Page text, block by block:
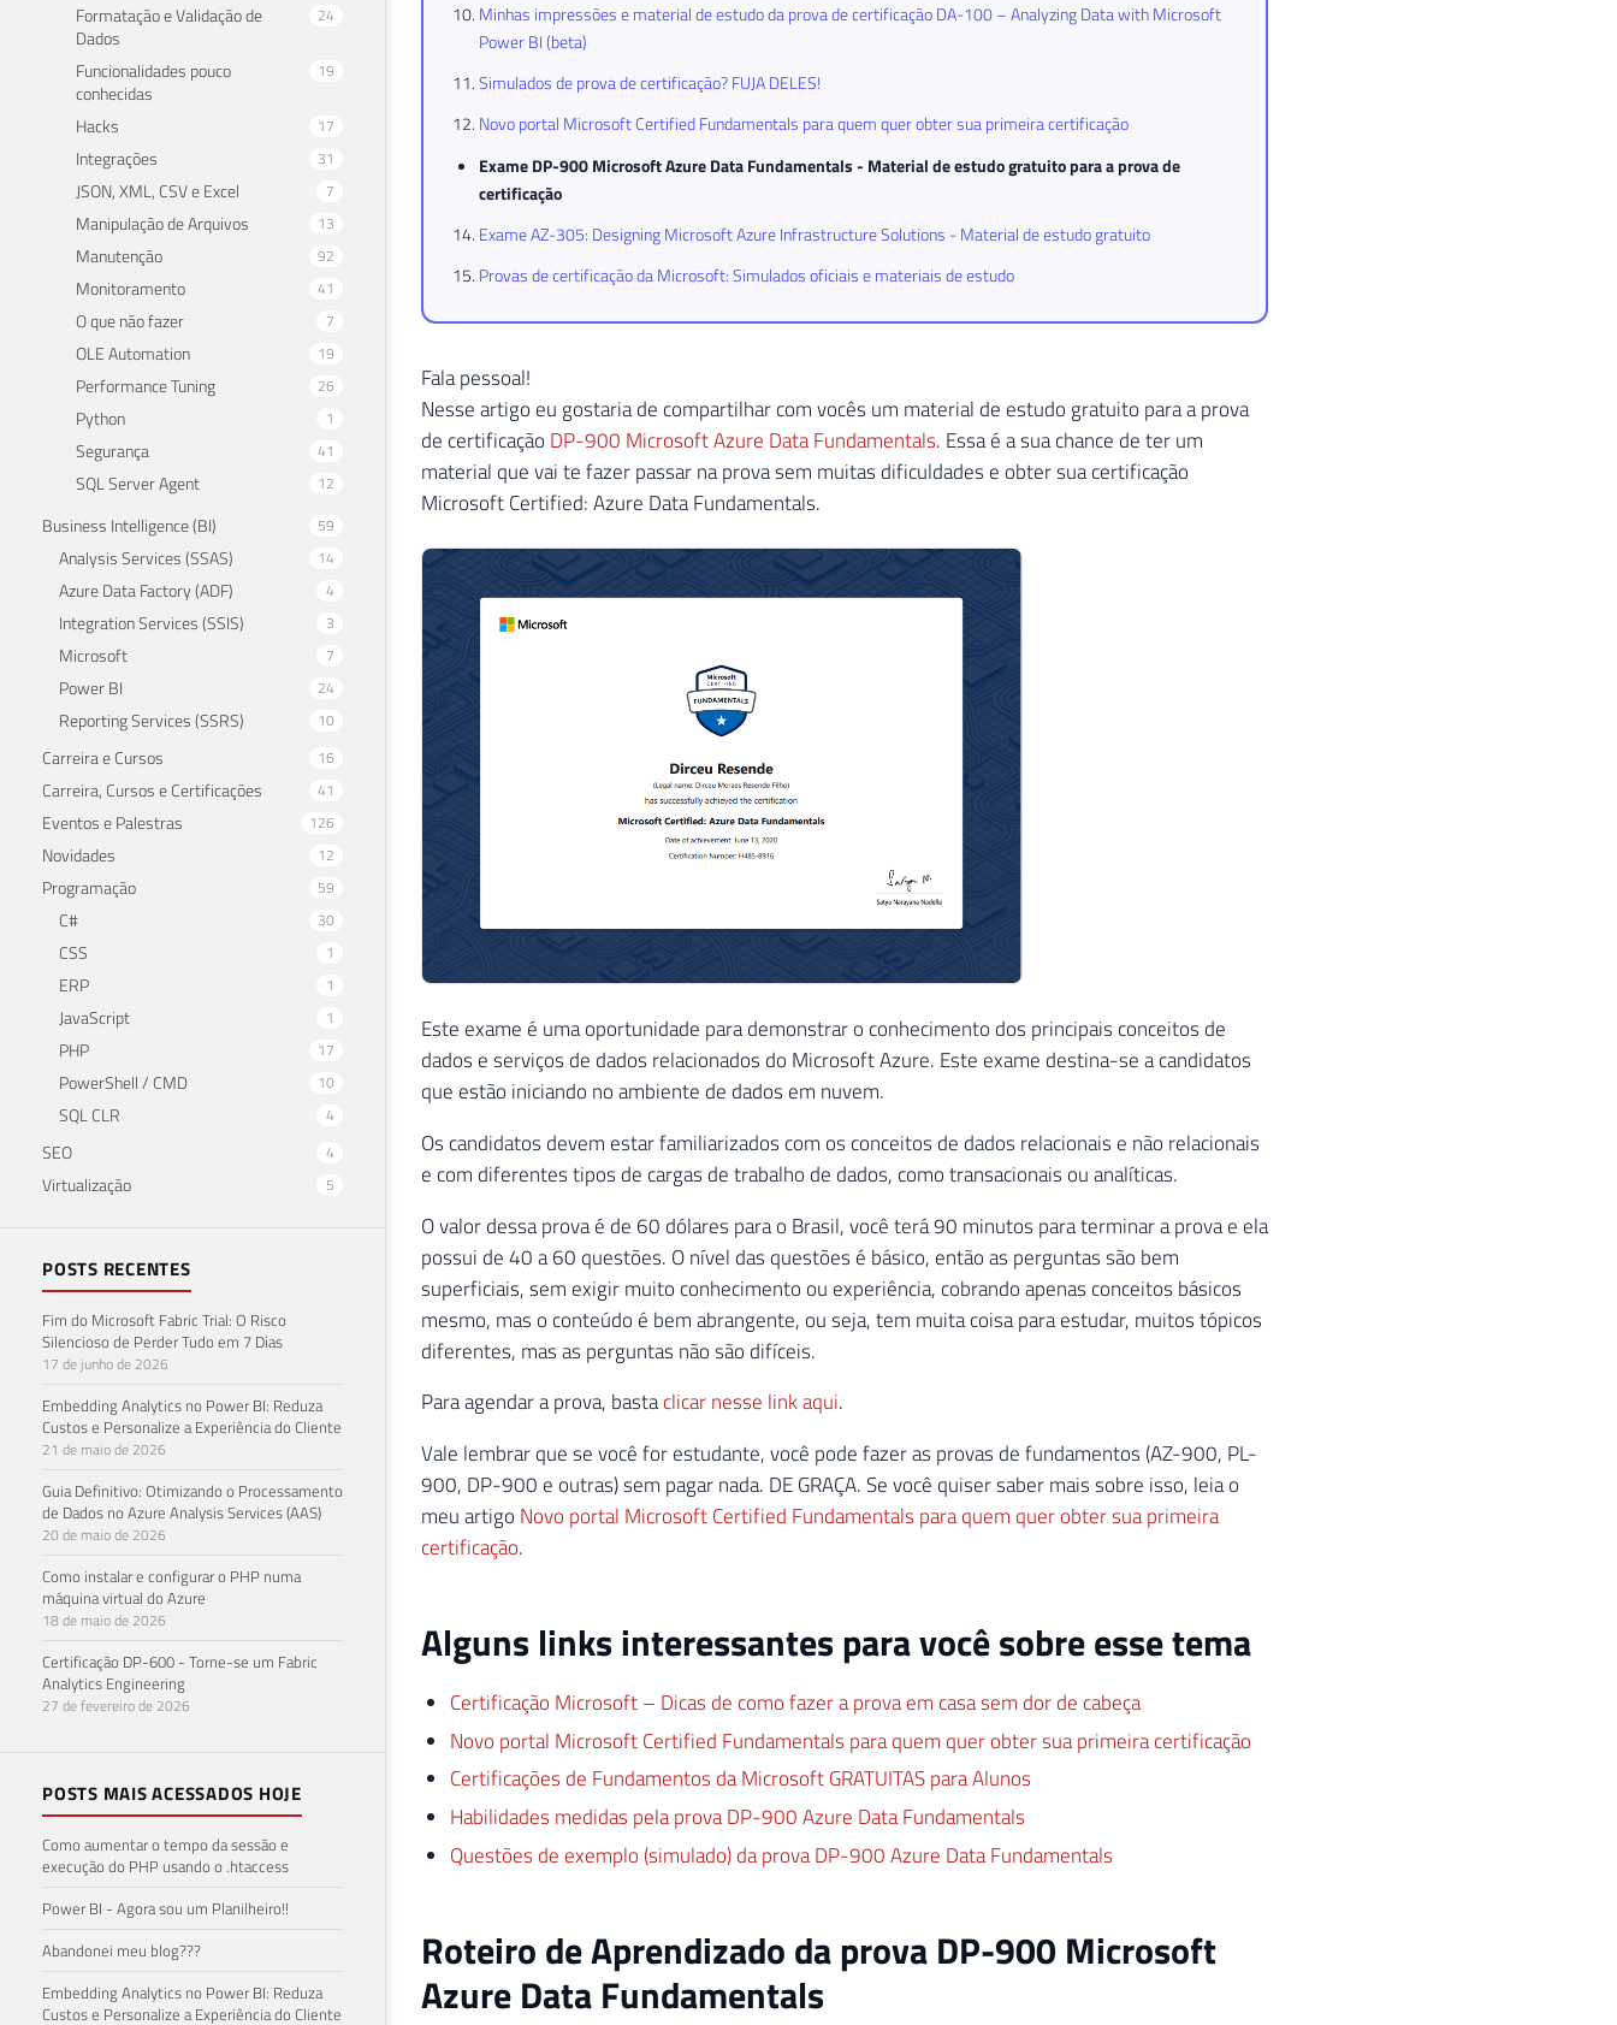
Formatação e Validação de
Dados
24
Funcionalidades pouco
conhecidas
19
Hacks 17
Integrações 31
JSON, XML, CSV e Excel 7
Manipulação de Arquivos 13
Manutenção 92
Monitoramento 41
O que não fazer 7
OLE Automation 19
Performance Tuning 26
Python 1
Segurança 41
SQL Server Agent 12
Business Intelligence (BI) 59
Analysis Services (SSAS) 14
Azure Data Factory (ADF) 4
Integration Services (SSIS) 3
Microsoft 7
Power BI 24
Reporting Services (SSRS) 10
Carreira e Cursos 16
Carreira, Cursos e Certificações 41
Eventos e Palestras 126
Novidades 12
Programação 59
C# 30
CSS 1
ERP 1
JavaScript 1
PHP 17
PowerShell / CMD 10
SQL CLR 4
SEO 4
Virtualização 5
POSTS RECENTES
Fim do Microsoft Fabric Trial: O Risco
Silencioso de Perder Tudo em 7 Dias
17 de junho de 2026
Embedding Analytics no Power BI: Reduza
Custos e Personalize a Experiência do Cliente
21 de maio de 2026
Guia Definitivo: Otimizando o Processamento
de Dados no Azure Analysis Services (AAS)
20 de maio de 2026
Como instalar e configurar o PHP numa
máquina virtual do Azure
18 de maio de 2026
Certificação DP-600 - Torne-se um Fabric
Analytics Engineering
27 de fevereiro de 2026
POSTS MAIS ACESSADOS HOJE
Como aumentar o tempo da sessão e
execução do PHP usando o .htaccess
Power BI - Agora sou um Planilheiro!!
Abandonei meu blog???
Embedding Analytics no Power BI: Reduza
Custos e Personalize a Experiência do Cliente
Minhas impressões e material de estudo da prova de certificação DA-100 – Analyzing Data with Microsoft
Power BI (beta)
Simulados de prova de certificação? FUJA DELES!
Novo portal Microsoft Certified Fundamentals para quem quer obter sua primeira certificação
Exame DP-900 Microsoft Azure Data Fundamentals - Material de estudo gratuito para a prova de
certificação
Exame AZ-305: Designing Microsoft Azure Infrastructure Solutions - Material de estudo gratuito
Provas de certificação da Microsoft: Simulados oficiais e materiais de estudo
Fala pessoal!
Nesse artigo eu gostaria de compartilhar com vocês um material de estudo gratuito para a prova
de certificação DP-900 Microsoft Azure Data Fundamentals. Essa é a sua chance de ter um
material que vai te fazer passar na prova sem muitas dificuldades e obter sua certificação
Microsoft Certified: Azure Data Fundamentals.
Este exame é uma oportunidade para demonstrar o conhecimento dos principais conceitos de
dados e serviços de dados relacionados do Microsoft Azure. Este exame destina-se a candidatos
que estão iniciando no ambiente de dados em nuvem.
Os candidatos devem estar familiarizados com os conceitos de dados relacionais e não relacionais
e com diferentes tipos de cargas de trabalho de dados, como transacionais ou analíticas.
O valor dessa prova é de 60 dólares para o Brasil, você terá 90 minutos para terminar a prova e ela
possui de 40 a 60 questões. O nível das questões é básico, então as perguntas são bem
superficiais, sem exigir muito conhecimento ou experiência, cobrando apenas conceitos básicos
mesmo, mas o conteúdo é bem abrangente, ou seja, tem muita coisa para estudar, muitos tópicos
diferentes, mas as perguntas não são difíceis.
Para agendar a prova, bastaclicar nesse link aqui.
Vale lembrar que se você for estudante, você pode fazer as provas de fundamentos (AZ-900, PL-
900, DP-900 e outras) sem pagar nada. DE GRAÇA. Se você quiser saber mais sobre isso, leia o
meu artigo Novo portal Microsoft Certified Fundamentals para quem quer obter sua primeira
certificação.
Alguns links interessantes para você sobre esse tema
Certificação Microsoft – Dicas de como fazer a prova em casa sem dor de cabeça
Novo portal Microsoft Certified Fundamentals para quem quer obter sua primeira certificação
Certificações de Fundamentos da Microsoft GRATUITAS para Alunos
Habilidades medidas pela prova DP-900 Azure Data Fundamentals
Questões de exemplo (simulado) da prova DP-900 Azure Data Fundamentals
Roteiro de Aprendizado da prova DP-900 Microsoft
Azure Data Fundamentals